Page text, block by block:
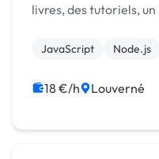
livres, des tutoriels,
Node JS & React au
JavaScript Node.js
18 €/h Louverné